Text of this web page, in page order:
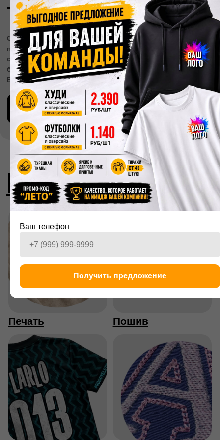
Ваш телефон
Получить предложение
Используем только
качественные материалы
Высокие стандарты
Разработаем лекала специально для вас
Индивидуальный пошив
На связи 24/7
+7(495)230-28-25
Заказать звонок
info@merchone.ru
Москва, ул. Рогожский
Посёлок, 3